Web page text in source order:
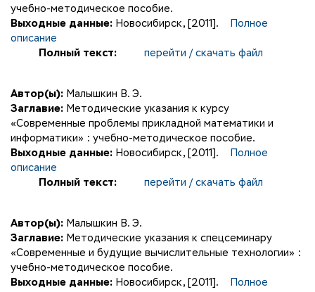
учебно-методическое пособие.
Выходные данные: Новосибирск, [2011].
Полное
описание
Полный текст:
перейти / скачать файл
Автор(ы): Малышкин В. Э.
Заглавие: Методические указания к курсу
«Современные проблемы прикладной математики и
информатики» : учебно-методическое пособие.
Выходные данные: Новосибирск, [2011].
Полное
описание
Полный текст:
перейти / скачать файл
Автор(ы): Малышкин В. Э.
Заглавие: Методические указания к спецсеминару
«Современные и будущие вычислительные технологии» :
учебно-методическое пособие.
Выходные данные: Новосибирск, [2011]. Полное